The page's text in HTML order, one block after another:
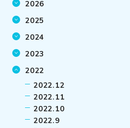
2026
2025
2024
2023
2022
2022.12
2022.11
2022.10
2022.9